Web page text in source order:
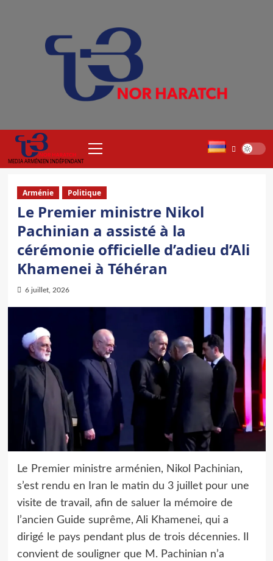
MEDIA ARMÉNIEN INDÉPENDANT
principal
Arménie Politique
Le Premier ministre Nikol
Pachinian a assisté à la
cérémonie officielle d’adieu d’Ali
Khamenei à Téhéran
6 juillet, 2026
Le Premier ministre arménien, Nikol Pachinian,
s’est rendu en Iran le matin du 3 juillet pour une
visite de travail, afin de saluer la mémoire de
l’ancien Guide suprême, Ali Khamenei, qui a
dirigé le pays pendant plus de trois décennies. Il
convient de souligner que M. Pachinian n’a